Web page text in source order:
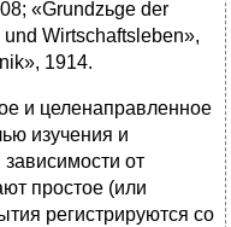
«Grundzьge der
Wirtschaftsleben»,
1914.
и целенаправленное
изучения и
от
простое (или
регистрируются со